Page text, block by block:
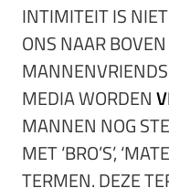
INTIMITEIT IS
ONS NAAR
MEDIA WORDEN
MANNEN NOG
MET ‘BRO’S’,
TERMEN. DEZE